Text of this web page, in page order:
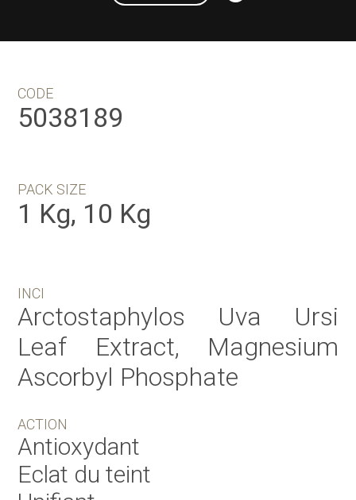
CODE
5038189
PACK SIZE
1 Kg, 10 Kg
INCI
Arctostaphylos Uva Ursi
Leaf Extract, Magnesium
Ascorbyl Phosphate
ACTION
Antioxydant
Eclat du teint